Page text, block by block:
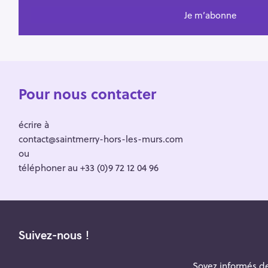
Pour nous contacter
écrire à
contact@saintmerry-hors-les-murs.com
ou
téléphoner au +33 (0)9 72 12 04 96
Suivez-nous !
Soyez informés